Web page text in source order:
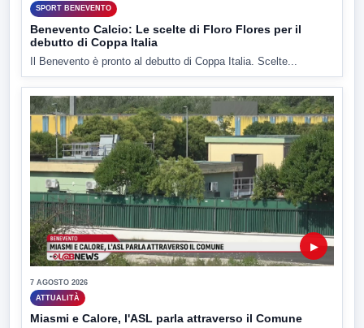
SPORT BENEVENTO
Benevento Calcio: Le scelte di Floro Flores per il
debutto di Coppa Italia
Il Benevento è pronto al debutto di Coppa Italia. Scelte...
▶
7 AGOSTO 2026
ATTUALITÀ
Miasmi e Calore, l'ASL parla attraverso il Comune